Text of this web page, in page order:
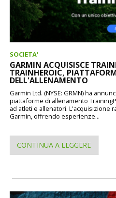
SOCIETA'
GARMIN ACQUISISCE
TRAINHEROIC,
DELL'ALLENAMENTO
Garmin Ltd. (NYSE: GRMN) ha
piattaforme di allenamento
ad atleti e allenatori. L'acquisizione
Garmin, offrendo esperienze...
CONTINUA A LEGGERE